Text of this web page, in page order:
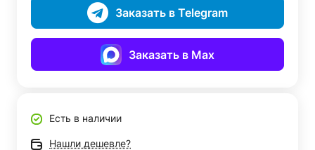
Заказать в Telegram
Заказать в Max
Есть в наличии
Нашли дешевле?